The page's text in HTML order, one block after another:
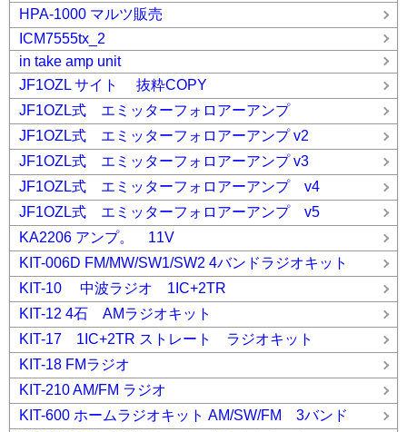
HPA-1000 マルツ販売
ICM7555tx_2
in take amp unit
JF1OZL サイト 抜粋COPY
JF1OZL式 エミッターフォロアーアンプ
JF1OZL式 エミッターフォロアーアンプ v2
JF1OZL式 エミッターフォロアーアンプ v3
JF1OZL式 エミッターフォロアーアンプ v4
JF1OZL式 エミッターフォロアーアンプ v5
KA2206 アンプ。 11V
KIT-006D FM/MW/SW1/SW2 4バンドラジオキット
KIT-10 中波ラジオ 1IC+2TR
KIT-12 4石 AMラジオキット
KIT-17 1IC+2TR ストレート ラジオキット
KIT-18 FMラジオ
KIT-210 AM/FM ラジオ
KIT-600 ホームラジオキット AM/SW/FM 3バンド